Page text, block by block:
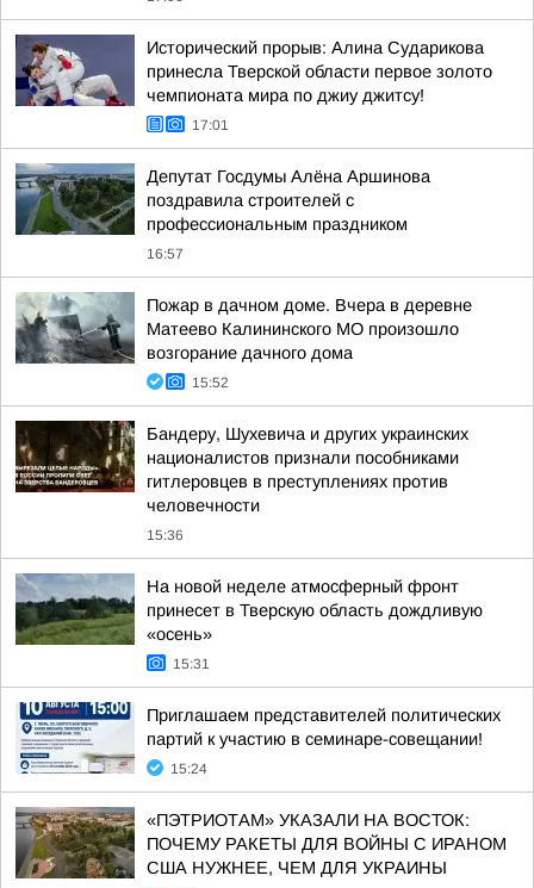
Исторический прорыв: Алина Сударикова
принесла Тверской области первое золото
чемпионата мира по джиу джитсу!
17:01
Депутат Госдумы Алёна Аршинова
поздравила строителей с
профессиональным праздником
16:57
Пожар в дачном доме. Вчера в деревне
Матеево Калининского МО произошло
возгорание дачного дома
15:52
Бандеру, Шухевича и других украинских
националистов признали пособниками
гитлеровцев в преступлениях против
человечности
15:36
На новой неделе атмосферный фронт
принесет в Тверскую область дождливую
«осень»
15:31
Приглашаем представителей политических
партий к участию в семинаре-совещании!
15:24
«ПЭТРИОТАМ» УКАЗАЛИ НА ВОСТОК:
ПОЧЕМУ РАКЕТЫ ДЛЯ ВОЙНЫ С ИРАНОМ
США НУЖНЕЕ, ЧЕМ ДЛЯ УКРАИНЫ